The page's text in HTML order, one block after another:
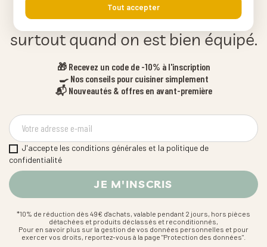
Ça fait du bien de cuisiner,
surtout quand on est bien équipé.
🎁 Recevez un code de -10% à l'inscription
🍳 Nos conseils pour cuisiner simplement
📬 Nouveautés & offres en avant-première
J'accepte les conditions générales et la politique de
confidentialité
*10% de réduction dès 49€ d'achats, valable pendant 2 jours, hors pièces
détachées et produits déclassés et reconditionnés,
Pour en savoir plus sur la gestion de vos données personnelles et pour
exercer vos droits, reportez-vous à la page "Protection des données".
Tout accepter